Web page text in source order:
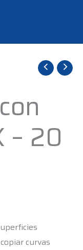
– 20
curvas